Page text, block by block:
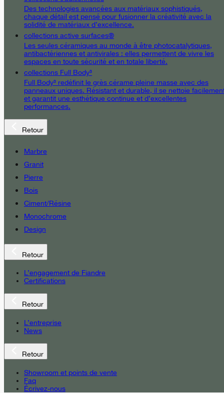
Des technologies avancées aux matériaux sophistiqués,
chaque détail est pensé pour fusionner la créativité avec la
solidité de matériaux d’excellence.
collections active surfaces®
Les seules céramiques au monde à être photocatalytiques,
antibactériennes et antivirales : elles permettent de vivre les
espaces en toute sécurité et en totale liberté.
collections Full Body³
Full Body³ redéfinit le grès cérame pleine masse avec des
panneaux uniques. Résistant et durable, il se nettoie
et garantit une esthétique continue et d’excellentes
performances.
Retour
Marbre
Granit
Pierre
Bois
Ciment/Résine
Monochrome
Design
Retour
L’engagement de Fiandre
Certifications
Retour
L’entreprise
News
Retour
Showroom et points de vente
Faq
Écrivez-nous